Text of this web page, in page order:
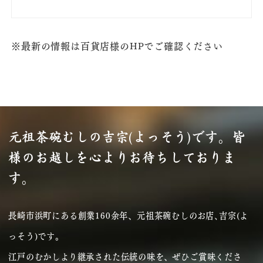
※最新の情報は百貨店様のHPでご確認ください
元祖茶碗むしの吉宗(よっそう)です。皆
様のお越しを心よりお待ちしておりま
す。
長崎市浜町にある創業160余年、元祖茶碗むしのお店､吉宗(よ
っそう)です｡
江戸のむかしより継承された伝統の味を、ぜひご賞味くださ